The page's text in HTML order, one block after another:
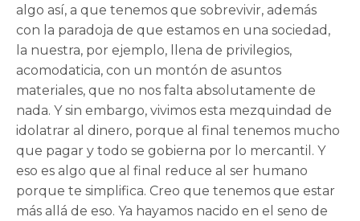
algo así, a que tenemos que sobrevivir, además
con la paradoja de que estamos en una sociedad,
la nuestra, por ejemplo, llena de privilegios,
acomodaticia, con un montón de asuntos
materiales, que no nos falta absolutamente de
nada. Y sin embargo, vivimos esta mezquindad de
idolatrar al dinero, porque al final tenemos mucho
que pagar y todo se gobierna por lo mercantil. Y
eso es algo que al final reduce al ser humano
porque te simplifica. Creo que tenemos que estar
más allá de eso. Ya hayamos nacido en el seno de